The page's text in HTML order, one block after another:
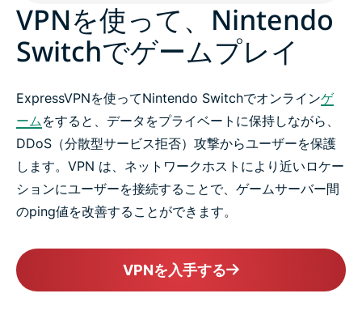
ユーザーがNintendo Switch対応ExpressVPNを好む
理由
今すぐ安心のNintendo Switch対応VPNを試そう
VPNを使って、Nintendo
Switchでゲームプレイ
ExpressVPNを使ってNintendo Switchでオンラインゲ
ームをすると、データをプライベートに保持しながら、
DDoS（分散型サービス拒否）攻撃からユーザーを保護
します。VPN は、ネットワークホストにより近いロケー
ションにユーザーを接続することで、ゲームサーバー間
のping値を改善することができます。
VPNを入手する